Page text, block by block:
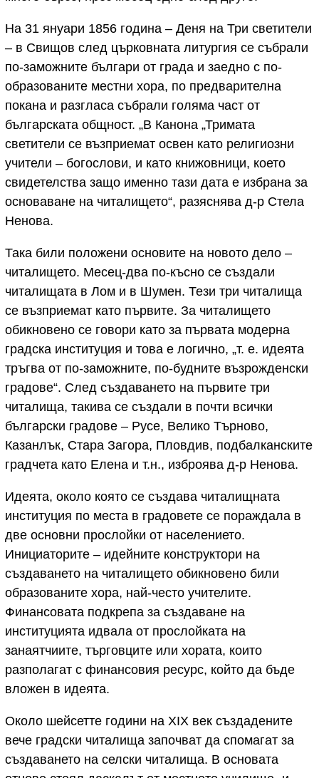
На 31 януари 1856 година – Деня на Три светители
– в Свищов след църковната литургия се събрали
по-заможните българи от града и заедно с по-
образованите местни хора, по предварителна
покана и разгласа събрали голяма част от
българската общност. „В Канона „Тримата
светители се възприемат освен като религиозни
учители – богослови, и като книжовници, което
свидетелства защо именно тази дата е избрана за
основаване на читалището“, разяснява д-р Стела
Ненова.
Така били положени основите на новото дело –
читалището. Месец-два по-късно се създали
читалищата в Лом и в Шумен. Тези три читалища
се възприемат като първите. За читалището
обикновено се говори като за първата модерна
градска институция и това е логично, „т. е. идеята
тръгва от по-заможните, по-будните възрожденски
градове“. След създаването на първите три
читалища, такива се създали в почти всички
български градове – Русе, Велико Търново,
Казанлък, Стара Загора, Пловдив, подбалканските
градчета като Елена и т.н., изброява д-р Ненова.
Идеята, около която се създава читалищната
институция по места в градовете се пораждала в
две основни прослойки от населението.
Инициаторите – идейните конструктори на
създаването на читалището обикновено били
образованите хора, най-често учителите.
Финансовата подкрепа за създаване на
институцията идвала от прослойката на
занаятчиите, търговците или хората, които
разполагат с финансовия ресурс, който да бъде
вложен в идеята.
Около шейсетте години на XIX век създадените
вече градски читалища започват да спомагат за
създаването на селски читалища. В основата